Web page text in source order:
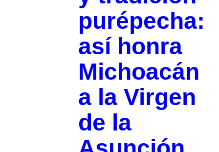
purépecha:
así honra
Michoacán
a la Virgen
de la